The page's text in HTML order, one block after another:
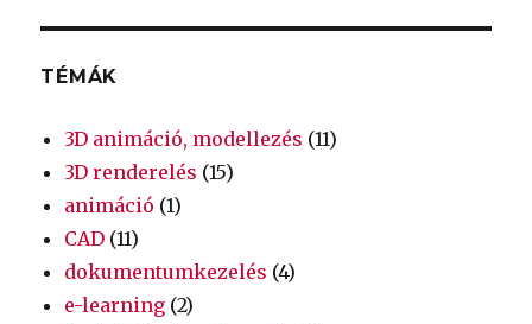
TÉMÁK
3D animáció, modellezés (11)
3D renderelés (15)
animáció (1)
CAD (11)
dokumentumkezelés (4)
e-learning (2)